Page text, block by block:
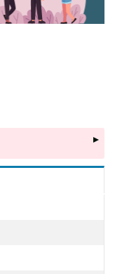
karcie